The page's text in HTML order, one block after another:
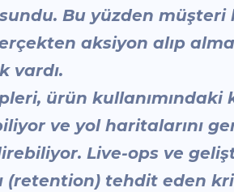
Bu yüzden müşteri
aksiyon alıp
vardı.
ürün kullanımındaki
ve yol haritalarını
Live-ops ve
(retention) tehdit eden